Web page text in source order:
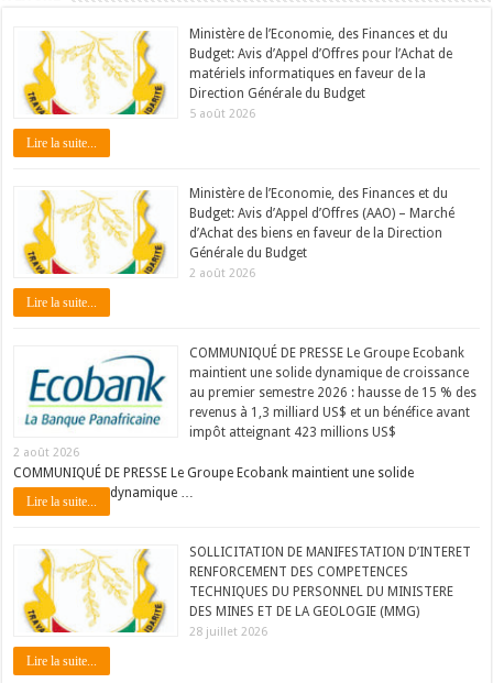
Ministère de l’Economie, des Finances et du
Budget: Avis d’Appel d’Offres pour l’Achat de
matériels informatiques en faveur de la
Direction Générale du Budget
5 août 2026
Lire la suite...
Ministère de l’Economie, des Finances et du
Budget: Avis d’Appel d’Offres (AAO) – Marché
d’Achat des biens en faveur de la Direction
Générale du Budget
2 août 2026
Lire la suite...
COMMUNIQUÉ DE PRESSE Le Groupe Ecobank
maintient une solide dynamique de croissance
au premier semestre 2026 : hausse de 15 % des
revenus à 1,3 milliard US$ et un bénéfice avant
impôt atteignant 423 millions US$
2 août 2026
COMMUNIQUÉ DE PRESSE Le Groupe Ecobank maintient une solide
dynamique …
Lire la suite...
SOLLICITATION DE MANIFESTATION D’INTERET
RENFORCEMENT DES COMPETENCES
TECHNIQUES DU PERSONNEL DU MINISTERE
DES MINES ET DE LA GEOLOGIE (MMG)
28 juillet 2026
Lire la suite...